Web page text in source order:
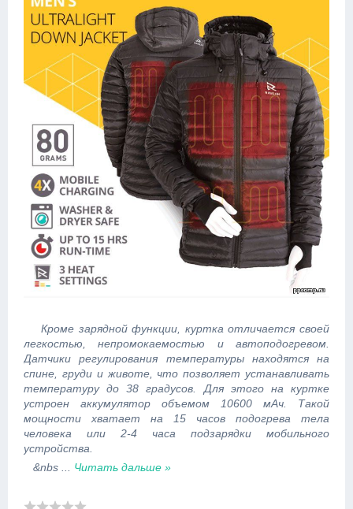
Кроме зарядной функции, куртка отличается своей
легкостью, непромокаемостью и автоподогревом.
Датчики регулирования температуры находятся на
спине, груди и животе, что позволяет устанавливать
температуру до 38 градусов. Для этого на куртке
устроен аккумулятор объемом 10600 мАч. Такой
мощности хватает на 15 часов подогрева тела
человека или 2-4 часа подзарядки мобильного
устройства.
&nbs
Читать дальше »